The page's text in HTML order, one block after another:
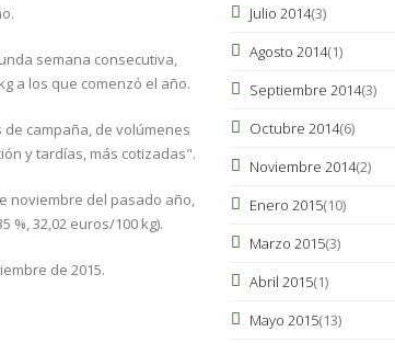
semana consecutiva,
a los que comenzó el año.
campaña, de volúmenes
y tardías, más cotizadas".
noviembre del pasado año,
32,02 euros/100 kg).
de 2015.
Julio 2014(3)
Agosto 2014(1)
Septiembre 2014(3)
Octubre 2014(6)
Noviembre 2014(2)
Enero 2015(10)
Marzo 2015(3)
Abril 2015(1)
Mayo 2015(13)